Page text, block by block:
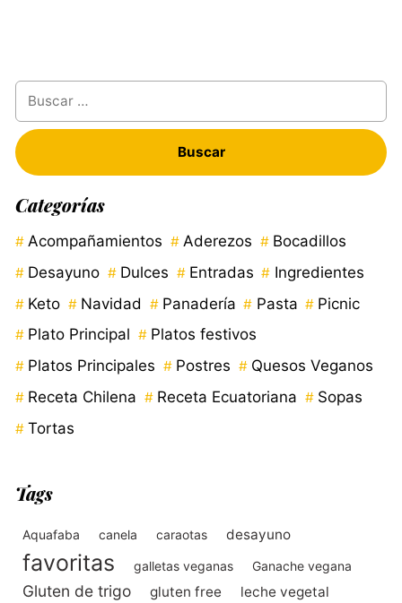
Buscar:
Categorías
Acompañamientos Aderezos
Bocadillos
Desayuno
Dulces Entradas
Ingredientes
Keto
Navidad Panadería Pasta
Picnic
Plato Principal
Platos festivos
Platos Principales
Postres
Quesos Veganos
Receta Chilena
Receta Ecuatoriana
Sopas
Tortas
Tags
Aquafaba canela caraotas desayuno
favoritas galletas veganas Ganache vegana
Gluten de trigo gluten free leche vegetal